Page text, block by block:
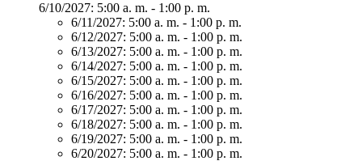
6/10/2027: 5:00 a. m. - 1:00 p. m.
6/11/2027: 5:00 a. m. - 1:00 p. m.
6/12/2027: 5:00 a. m. - 1:00 p. m.
6/13/2027: 5:00 a. m. - 1:00 p. m.
6/14/2027: 5:00 a. m. - 1:00 p. m.
6/15/2027: 5:00 a. m. - 1:00 p. m.
6/16/2027: 5:00 a. m. - 1:00 p. m.
6/17/2027: 5:00 a. m. - 1:00 p. m.
6/18/2027: 5:00 a. m. - 1:00 p. m.
6/19/2027: 5:00 a. m. - 1:00 p. m.
6/20/2027: 5:00 a. m. - 1:00 p. m.